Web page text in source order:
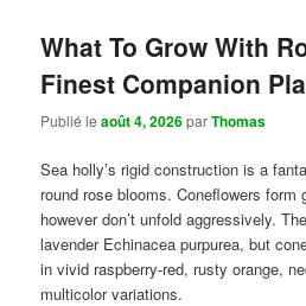
What To Grow With
Finest Companion
Publié leaoût 4, 2026parThomas
Sea holly’s rigid construction is a
round rose blooms. Coneflowers form
however don’t unfold aggressively.
lavender Echinacea purpurea, but
in vivid raspberry-red, rusty orange,
multicolor variations.